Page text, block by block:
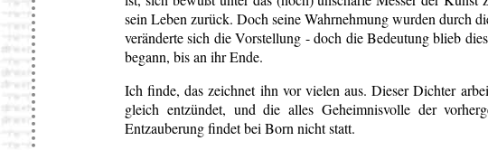
sein Leben zurück. Doch seine Wahrnehmung wurden durch
veränderte sich die Vorstellung - doch die Bedeutung blieb
begann, bis an ihr Ende.
Ich finde, das zeichnet ihn vor vielen aus. Dieser Dichter
gleich entzündet, und die alles Geheimnisvolle der
Entzauberung findet bei Born nicht statt.